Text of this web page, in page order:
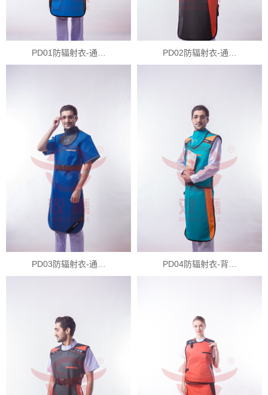
PD01防辐射衣-通… PD02防辐射衣-通…
PD03防辐射衣-通… PD04防辐射衣-背…
扫描微信二维码 X